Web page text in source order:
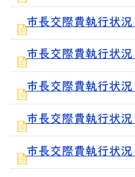
市長交際費執行状
市長交際費執行状
市長交際費執行状
市長交際費執行状
市長交際費執行状